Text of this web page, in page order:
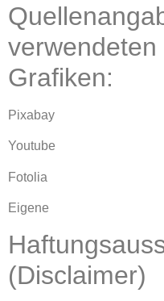
verwendeten
Grafiken:
Pixabay
Youtube
Fotolia
Eigene
(Disclaimer)